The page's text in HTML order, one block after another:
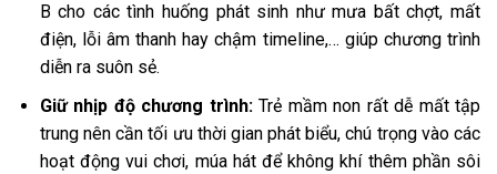
B cho các tình huống phát sinh như mưa bất chợt, mất
điện, lỗi âm thanh hay chậm timeline,… giúp chương trình
diễn ra suôn sẻ.
Giữ nhịp độ chương trình:Trẻ mầm non rất dễ mất tập
trung nên cần tối ưu thời gian phát biểu, chú trọng vào các
hoạt động vui chơi, múa hát để không khí thêm phần sôi